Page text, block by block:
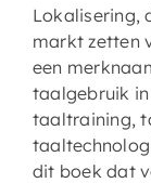
Lokalisering,
markt zetten
een
taalgebruik in
taaltraining,
dit boek dat